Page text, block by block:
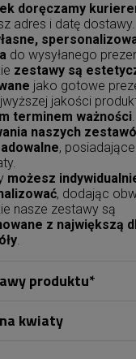
doręczamy
adres i datę dostawy.
do wysyłanego
zestawy są
jako gotowe
jakości
terminem ważności.
naszych
,
możesz
, dodając
nasze zestawy są
z największą
.
produktu*
w Jastrzębiu-
kwiaty